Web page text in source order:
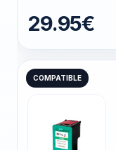
29.95€
COMPATIBLE